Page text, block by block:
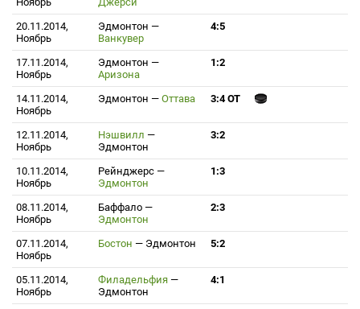
20.11.2014,
Ноябрь
Эдмонтон —
Ванкувер
4:5
17.11.2014,
Ноябрь
Эдмонтон —
Аризона
1:2
14.11.2014,
Ноябрь
Эдмонтон — Оттава 3:4 ОТ
12.11.2014,
Ноябрь
Нэшвилл —
Эдмонтон
3:2
10.11.2014,
Ноябрь
Рейнджерс —
Эдмонтон
1:3
08.11.2014,
Ноябрь
Баффало —
Эдмонтон
2:3
07.11.2014,
Ноябрь
Бостон — Эдмонтон 5:2
05.11.2014,
Ноябрь
Филадельфия —
Эдмонтон
4:1